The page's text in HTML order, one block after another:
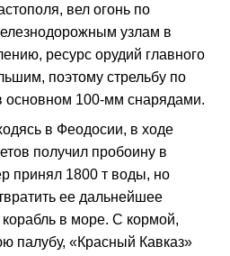
вел огонь по
узлам в
ресурс орудий главного
поэтому стрельбу по
основном 100-мм снарядами.
в Феодосии, в ходе
получил пробоину в
принял 1800 т воды, но
ее дальнейшее
в море. С кормой,
палубу, «Красный Кавказ»